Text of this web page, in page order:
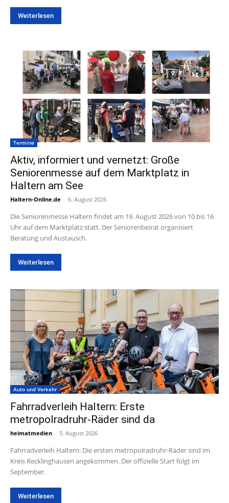
Weiterlesen
Termine
Aktiv, informiert und vernetzt: Große
Seniorenmesse auf dem Marktplatz in
Haltern am See
Haltern-Online.de - 6. August 2026
Die Seniorenmesse Haltern findet am 19. August 2026 von 10 bis 16
Uhr auf dem Marktplatz statt. Der Seniorenbeirat organisiert
Beratung und Austausch.
Weiterlesen
Auto und Verkehr
Fahrradverleih Haltern: Erste
metropolradruhr-Räder sind da
heimatmedien - 5. August 2026
Fahrradverleih Haltern: Die ersten metropolradruhr-Räder sind im
Kreis Recklinghausen angekommen. Der offizielle Start folgt im
September.
Weiterlesen